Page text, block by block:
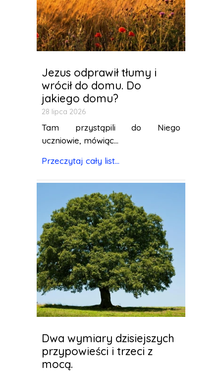
Jezus odprawił tłumy i
wrócił do domu. Do
jakiego domu?
28 lipca 2026
Tam przystąpili do Niego
uczniowie, mówiąc...
Przeczytaj cały list...
Dwa wymiary dzisiejszych
przypowieści i trzeci z
mocą.